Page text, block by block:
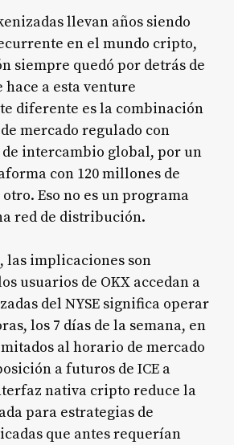
llevan años siendo
en el mundo cripto,
siempre quedó por detrás de
hace a esta venture
diferente es la combinación
mercado regulado con
intercambio global, por un
con 120 millones de
Eso no es un programa
red de distribución.
las implicaciones son
usuarios de OKX accedan a
del NYSE significa operar
los 7 días de la semana, en
al horario de mercado
a futuros de ICE a
nativa cripto reduce la
para estrategias de
que antes requerían